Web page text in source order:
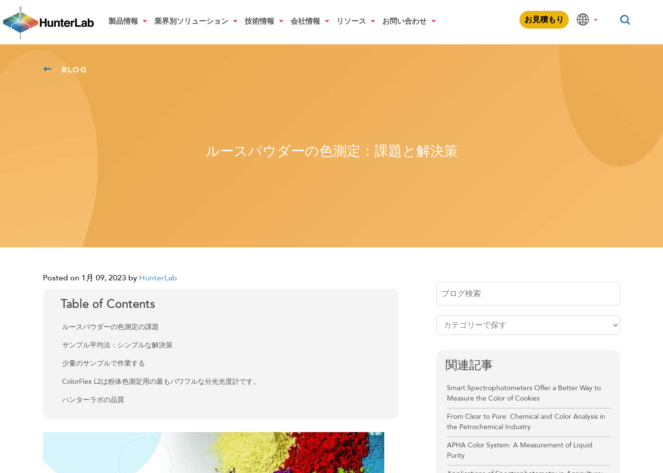
製品情報 業界別ソリューション 技術情報 会社情報 リソース お問い合わせ お見積もり
BLOG
ルースパウダーの色測定：課題と解決策
Posted on 1月 09, 2023 by HunterLab
Table of Contents
ルースパウダーの色測定の課題
サンプル平均法：シンプルな解決策
少量のサンプルで作業する
ColorFlex L2は粉体色測定用の最もパワフルな分光光度計です。
ハンターラボの品質
関連記事
Smart Spectrophotometers Offer a Better Way to
Measure the Color of Cookies
From Clear to Pure: Chemical and Color Analysis in
the Petrochemical Industry
APHA Color System: A Measurement of Liquid
Purity